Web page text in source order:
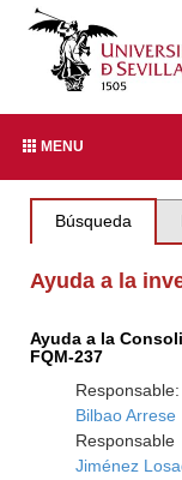
MENU
Búsqueda
Ayuda a la
Ayuda a la
FQM-237
Bilbao Arrese
Responsable
Jiménez